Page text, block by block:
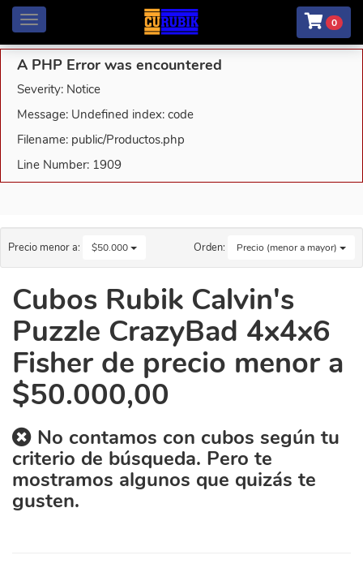
A PHP Error was encountered
Severity: Notice
Message: Undefined index: code
Filename: public/Productos.php
Line Number: 1909
Menú 0
Precio menor a: $50.000 Orden: Precio (menor a mayor)
Cubos Rubik Calvin's
Puzzle CrazyBad 4x4x6
Fisher de precio menor a
$50.000,00
No contamos con cubos según tu
criterio de búsqueda. Pero te
mostramos algunos que quizás te
gusten.